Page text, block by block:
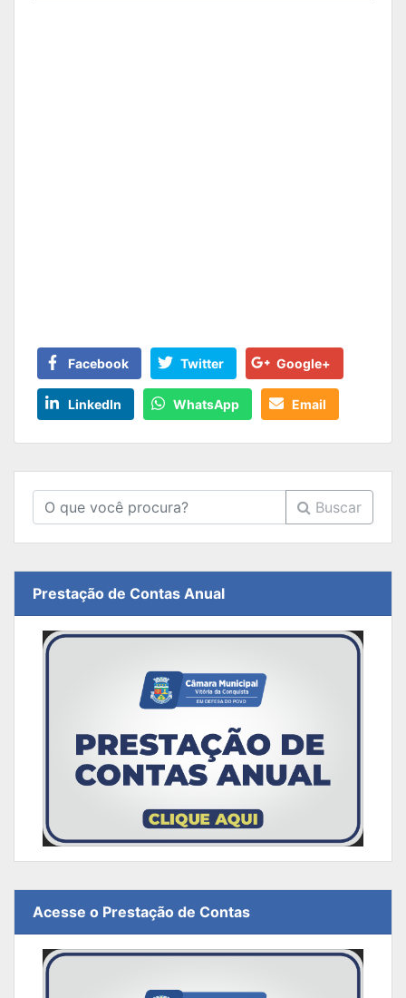
Facebook Twitter Google+
LinkedIn WhatsApp Email
Buscar
Prestação de Contas Anual
Acesse o Prestação de Contas